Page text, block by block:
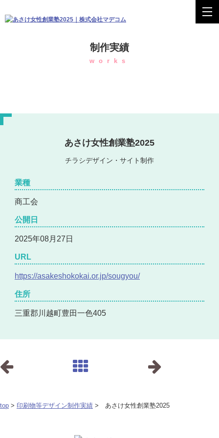
制作実績
works
あさけ女性創業塾2025
チラシデザイン・サイト制作
業種
商工会
公開日
2025年08月27日
URL
https://asakeshokokai.or.jp/sougyou/
住所
三重郡川越町豊田一色405
top > 印刷物等デザイン制作実績 > あさけ女性創業塾2025